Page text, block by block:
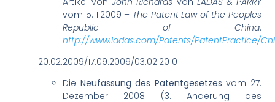
vom 5.11.2009 – The Patent Law of the Peoples
Republic of China:
http://www.ladas.com/Patents/PatentPractice/
20.02.2009/17.09.2009/03.02.2010
Die Neufassung des Patentgesetzes vom 27.
Dezember 2008 (3. Änderung des